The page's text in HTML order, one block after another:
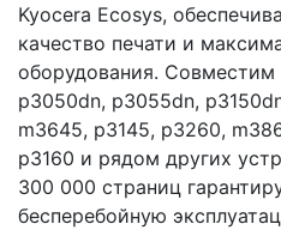
Kyocera Ecosys,
качество печати и
оборудования.
p3050dn, p3055dn,
m3645, p3145, p3260,
p3160 и рядом других
300 000 страниц
бесперебойную